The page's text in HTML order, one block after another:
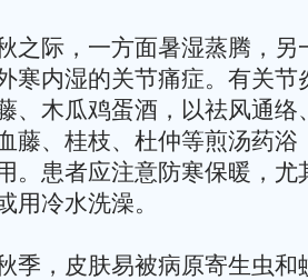
之际，一方面暑湿蒸腾，另
寒内湿的关节痛症。有关节
、木瓜鸡蛋酒，以祛风通络
藤、桂枝、杜仲等煎汤药浴
。患者应注意防寒保暖，尤
用冷水洗澡。
季，皮肤易被病原寄生虫和